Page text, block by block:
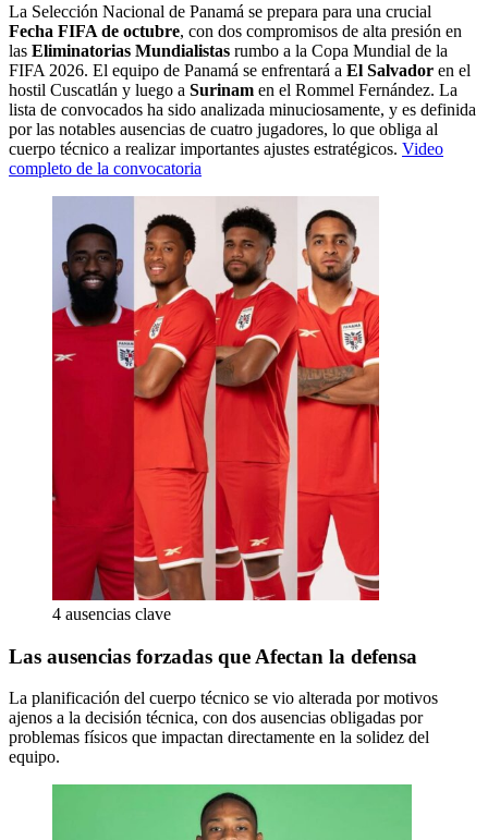
La Selección Nacional de Panamá se prepara para una crucial
Fecha FIFA de octubre, con dos compromisos de alta presión en
las Eliminatorias Mundialistas rumbo a la Copa Mundial de la
FIFA 2026. El equipo de Panamá se enfrentará a El Salvador en el
hostil Cuscatlán y luego a Surinam en el Rommel Fernández. La
lista de convocados ha sido analizada minuciosamente, y es definida
por las notables ausencias de cuatro jugadores, lo que obliga al
cuerpo técnico a realizar importantes ajustes estratégicos. Video
completo de la convocatoria
4 ausencias clave
Las ausencias forzadas que Afectan la defensa
La planificación del cuerpo técnico se vio alterada por motivos
ajenos a la decisión técnica, con dos ausencias obligadas por
problemas físicos que impactan directamente en la solidez del
equipo.